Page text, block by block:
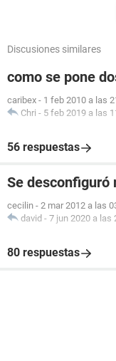
Discusiones similares
como se pone
caribex - 1 feb 2010 a las
Chri - 5 feb 2019 a las
56 respuestas
Se desconfiguró
cecilin - 2 mar 2012 a las
david - 7 jun 2020 a las
80 respuestas